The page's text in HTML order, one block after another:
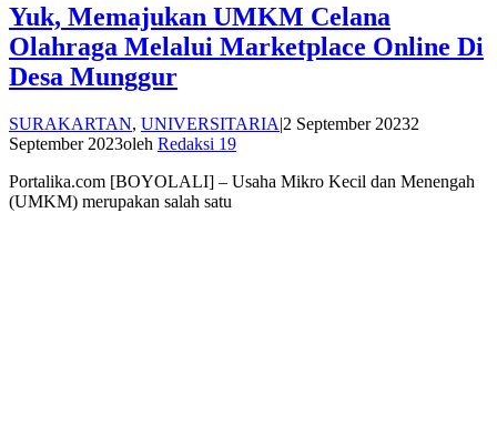
Yuk, Memajukan UMKM Celana
Olahraga Melalui Marketplace Online Di
Desa Munggur
SURAKARTAN, UNIVERSITARIA|2 September 20232
September 2023oleh Redaksi 19
Portalika.com [BOYOLALI] – Usaha Mikro Kecil dan Menengah
(UMKM) merupakan salah satu